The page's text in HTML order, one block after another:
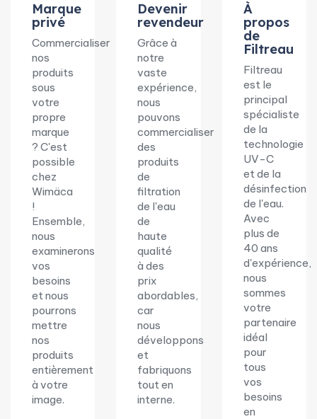
Marque
privé
Commercialiser
nos
produits
sous
votre
propre
marque
? C'est
possible
chez
Wimäca
!
Ensemble,
nous
examinerons
vos
besoins
et nous
pourrons
mettre
nos
produits
entièrement
à votre
image.
Devenir
revendeur
Grâce à
notre
vaste
expérience,
nous
pouvons
commercialiser
des
produits
de
filtration
de l'eau
de
haute
qualité
à des
prix
abordables,
car
nous
développons
et
fabriquons
tout en
interne.
À
propos
de
Filtreau
Filtreau
est le
principal
spécialiste
de la
technologie
UV-C
et de la
désinfection
de l'eau.
Avec
plus de
40 ans
d'expérience,
nous
sommes
votre
partenaire
idéal
pour
tous
vos
besoins
en